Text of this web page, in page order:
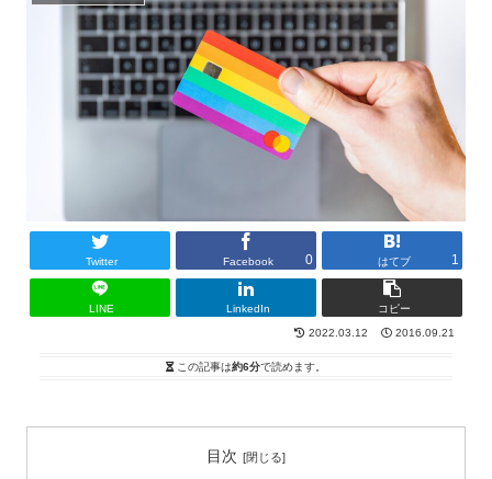
Twitter Facebook 0 はてブ 1
LINE LinkedIn
コピー
2022.03.12
2016.09.21
この記事は約6分で読めます。
目次